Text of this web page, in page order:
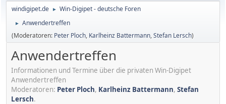
windigipet.de ► Win-Digipet - deutsche Foren
►
Anwendertreffen
(Moderatoren: Peter Ploch, Karlheinz Battermann,Stefan Lersch)
Anwendertreffen
Informationen und Termine über die privaten Win-Digipet
Anwendertreffen
Moderatoren: Peter Ploch, Karlheinz Battermann, Stefan
Lersch.